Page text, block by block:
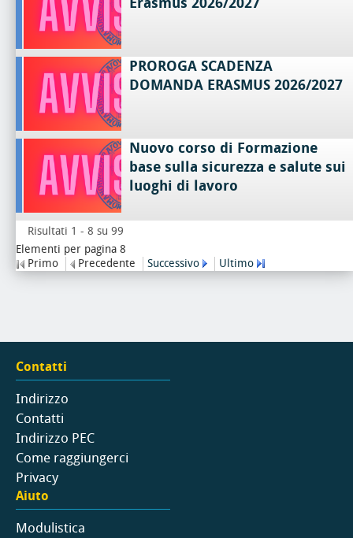
PROROGA SCADENZA
DOMANDA ERASMUS 2026/2027
Nuovo corso di Formazione
base sulla sicurezza e salute sui
luoghi di lavoro
Risultati 1 - 8 su 99
Elementi per pagina 8
Primo
Precedente Successivo Ultimo
Contatti
Indirizzo
Contatti
Indirizzo PEC
Come raggiungerci
Privacy
Aiuto
Modulistica